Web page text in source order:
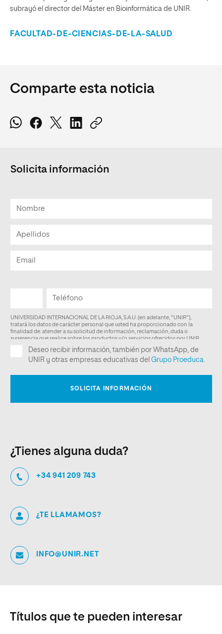
subrayó el director del Máster en Bioinformática de UNIR.
FACULTAD-DE-CIENCIAS-DE-LA-SALUD
Comparte esta noticia
Solicita información
¿Tienes alguna duda?
+34 941 209 743
¿TE LLAMAMOS?
INFO@UNIR.NET
Títulos que te pueden interesar